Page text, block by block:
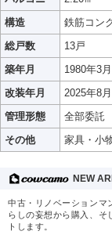
構造
鉄筋コン
総戸数
13戸
築年月
1980年3月
改装年月
2025年8月
管理形態
全部委託
その他
家具・小
NEW
中古・リノベーションマ
らしの妄想から購入、そ
トします。